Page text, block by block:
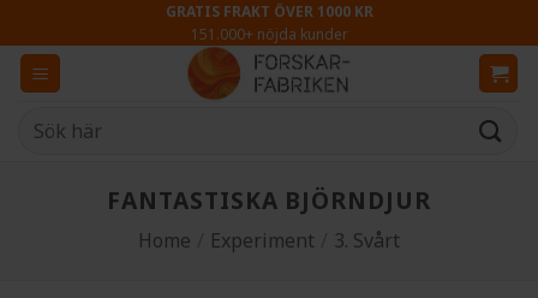
to
content
GRATIS FRAKT ÖVER 1000 KR
151.000+ nöjda kunder
Sök
FANTASTISKA BJÖRNDJUR
Home Experiment 3. Svårt